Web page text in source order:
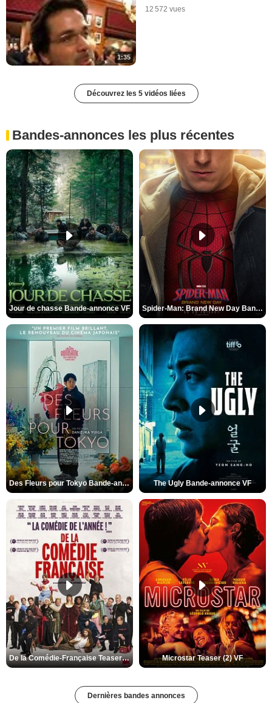
1:35
12 572 vues
Découvrez les 5 vidéos liées
Bandes-annonces les plus récentes
Jour de chasse Bande-annonce VF Spider-Man: Brand New Day Bande-annonce (3) VO STFR
Des Fleurs pour Tokyo Bande-annonce VO STFR The Ugly Bande-annonce VF
De la Comédie-Française Teaser (3) VF Microstar Teaser (2) VF
Dernières bandes annonces